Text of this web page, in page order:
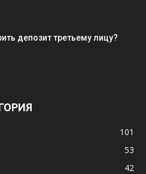
депозит третьему лицу?
101
53
42